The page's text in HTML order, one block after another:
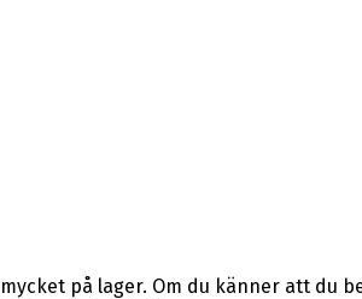
på lager. Om du känner att du